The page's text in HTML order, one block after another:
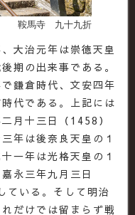
鞍馬寺 九十九折
大治元年は崇徳天皇
期の出来事である。
鎌倉時代、文安四年
代である。上記には
月十三日（1458）
年は後奈良天皇の１
一年は光格天皇の１
永三年九月三日
ている。そして明治
だけでは留まらず戦